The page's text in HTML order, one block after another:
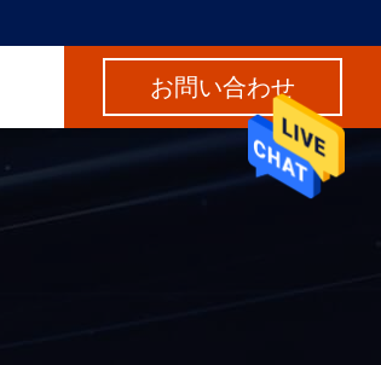
お問い合わせ